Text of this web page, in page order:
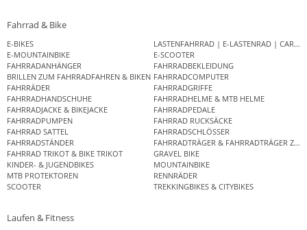
Fahrrad & Bike
E-BIKES
LASTENFAHRRAD | E-LASTENRAD |
E-MOUNTAINBIKE
E-SCOOTER
FAHRRADANHÄNGER
FAHRRADBEKLEIDUNG
BRILLEN ZUM FAHRRADFAHREN & BIKEN FAHRRADCOMPUTER
FAHRRÄDER
FAHRRADGRIFFE
FAHRRADHANDSCHUHE
FAHRRADHELME & MTB HELME
FAHRRADJACKE & BIKEJACKE
FAHRRADPEDALE
FAHRRADPUMPEN
FAHRRAD RUCKSÄCKE
FAHRRAD SATTEL
FAHRRADSCHLÖSSER
FAHRRADSTÄNDER
FAHRRADTRÄGER & FAHRRADTRÄGER
FAHRRAD TRIKOT & BIKE TRIKOT
GRAVEL BIKE
KINDER- & JUGENDBIKES
MOUNTAINBIKE
MTB PROTEKTOREN
RENNRÄDER
SCOOTER
TREKKINGBIKES & CITYBIKES
Laufen & Fitness